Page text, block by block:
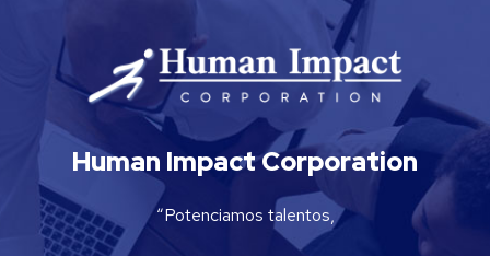
Human Impact Corporation
“Potenciamos talentos,